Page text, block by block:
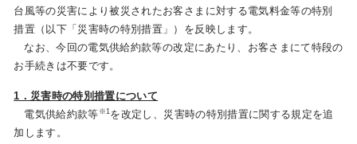
企業情報
プレスリリース
台風等の災害により被災されたお客さまに対する電気料金等の特別
措置（以下「災害時の特別措置」）を反映します。
なお、今回の電気供給約款等の改定にあたり、お客さまにて特段の
お手続きは不要です。
1．災害時の特別措置について
電気供給約款等 ※1を改定し、災害時の特別措置に関する規定を追
加します。